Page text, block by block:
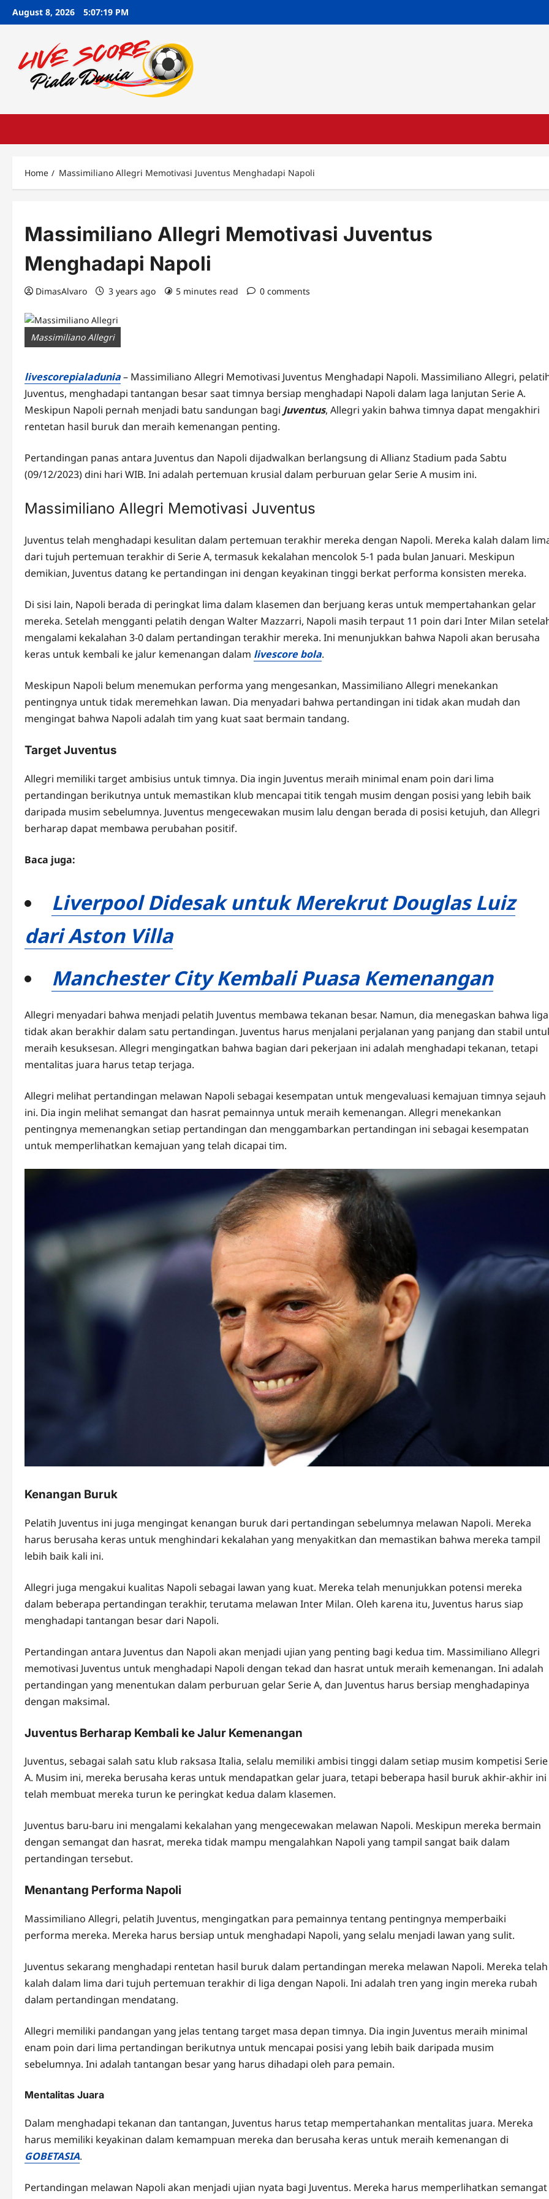
SkipAugust 8, 2026 5:07:20 PM
Home Massimiliano Allegri Memotivasi Juventus Menghadapi Napoli
Massimiliano Allegri Memotivasi Juventus
Menghadapi Napoli
DimasAlvaro 3 years ago 5 minutes read 0 comments
Massimiliano Allegri
livescorepialadunia– Massimiliano Allegri Memotivasi Juventus Menghadapi Napoli. Massimiliano Allegri,
Juventus, menghadapi tantangan besar saat timnya bersiap menghadapi Napoli dalam laga lanjutan Serie A.
Meskipun Napoli pernah menjadi batu sandungan bagi Juventus, Allegri yakin bahwa timnya dapat mengakhiri
rentetan hasil buruk dan meraih kemenangan penting.
Pertandingan panas antara Juventus dan Napoli dijadwalkan berlangsung di Allianz Stadium pada Sabtu
(09/12/2023) dini hari WIB. Ini adalah pertemuan krusial dalam perburuan gelar Serie A musim ini.
Massimiliano Allegri Memotivasi Juventus
Juventus telah menghadapi kesulitan dalam pertemuan terakhir mereka dengan Napoli. Mereka kalah dalam
dari tujuh pertemuan terakhir di Serie A, termasuk kekalahan mencolok 5-1 pada bulan Januari. Meskipun
demikian, Juventus datang ke pertandingan ini dengan keyakinan tinggi berkat performa konsisten mereka.
Di sisi lain, Napoli berada di peringkat lima dalam klasemen dan berjuang keras untuk mempertahankan gelar
mereka. Setelah mengganti pelatih dengan Walter Mazzarri, Napoli masih terpaut 11 poin dari Inter Milan
mengalami kekalahan 3-0 dalam pertandingan terakhir mereka. Ini menunjukkan bahwa Napoli akan berusaha
keras untuk kembali ke jalur kemenangan dalam livescore bola.
Meskipun Napoli belum menemukan performa yang mengesankan, Massimiliano Allegri menekankan
pentingnya untuk tidak meremehkan lawan. Dia menyadari bahwa pertandingan ini tidak akan mudah dan
mengingat bahwa Napoli adalah tim yang kuat saat bermain tandang.
Target Juventus
Allegri memiliki target ambisius untuk timnya. Dia ingin Juventus meraih minimal enam poin dari lima
pertandingan berikutnya untuk memastikan klub mencapai titik tengah musim dengan posisi yang lebih baik
daripada musim sebelumnya. Juventus mengecewakan musim lalu dengan berada di posisi ketujuh, dan Allegri
berharap dapat membawa perubahan positif.
Baca juga:
Liverpool Didesak untuk Merekrut Douglas Luiz
dari Aston Villa
Manchester City Kembali Puasa Kemenangan
Allegri menyadari bahwa menjadi pelatih Juventus membawa tekanan besar. Namun, dia menegaskan bahwa liga
tidak akan berakhir dalam satu pertandingan. Juventus harus menjalani perjalanan yang panjang dan stabil
meraih kesuksesan. Allegri mengingatkan bahwa bagian dari pekerjaan ini adalah menghadapi tekanan, tetapi
mentalitas juara harus tetap terjaga.
Allegri melihat pertandingan melawan Napoli sebagai kesempatan untuk mengevaluasi kemajuan timnya sejauh
ini. Dia ingin melihat semangat dan hasrat pemainnya untuk meraih kemenangan. Allegri menekankan
pentingnya memenangkan setiap pertandingan dan menggambarkan pertandingan ini sebagai kesempatan
untuk memperlihatkan kemajuan yang telah dicapai tim.
Kenangan Buruk
Pelatih Juventus ini juga mengingat kenangan buruk dari pertandingan sebelumnya melawan Napoli. Mereka
harus berusaha keras untuk menghindari kekalahan yang menyakitkan dan memastikan bahwa mereka tampil
lebih baik kali ini.
Allegri juga mengakui kualitas Napoli sebagai lawan yang kuat. Mereka telah menunjukkan potensi mereka
dalam beberapa pertandingan terakhir, terutama melawan Inter Milan. Oleh karena itu, Juventus harus siap
menghadapi tantangan besar dari Napoli.
Pertandingan antara Juventus dan Napoli akan menjadi ujian yang penting bagi kedua tim. Massimiliano Allegri
memotivasi Juventus untuk menghadapi Napoli dengan tekad dan hasrat untuk meraih kemenangan. Ini adalah
pertandingan yang menentukan dalam perburuan gelar Serie A, dan Juventus harus bersiap menghadapinya
dengan maksimal.
Juventus Berharap Kembali ke Jalur Kemenangan
Juventus, sebagai salah satu klub raksasa Italia, selalu memiliki ambisi tinggi dalam setiap musim kompetisi Serie
A. Musim ini, mereka berusaha keras untuk mendapatkan gelar juara, tetapi beberapa hasil buruk akhir-akhir ini
telah membuat mereka turun ke peringkat kedua dalam klasemen.
Juventus baru-baru ini mengalami kekalahan yang mengecewakan melawan Napoli. Meskipun mereka bermain
dengan semangat dan hasrat, mereka tidak mampu mengalahkan Napoli yang tampil sangat baik dalam
pertandingan tersebut.
Menantang Performa Napoli
Massimiliano Allegri, pelatih Juventus, mengingatkan para pemainnya tentang pentingnya memperbaiki
performa mereka. Mereka harus bersiap untuk menghadapi Napoli, yang selalu menjadi lawan yang sulit.
Juventus sekarang menghadapi rentetan hasil buruk dalam pertandingan mereka melawan Napoli. Mereka telah
kalah dalam lima dari tujuh pertemuan terakhir di liga dengan Napoli. Ini adalah tren yang ingin mereka rubah
dalam pertandingan mendatang.
Allegri memiliki pandangan yang jelas tentang target masa depan timnya. Dia ingin Juventus meraih minimal
enam poin dari lima pertandingan berikutnya untuk mencapai posisi yang lebih baik daripada musim
sebelumnya. Ini adalah tantangan besar yang harus dihadapi oleh para pemain.
Mentalitas Juara
Dalam menghadapi tekanan dan tantangan, Juventus harus tetap mempertahankan mentalitas juara. Mereka
harus memiliki keyakinan dalam kemampuan mereka dan berusaha keras untuk meraih kemenangan di
GOBETASIA.
Pertandingan melawan Napoli akan menjadi ujian nyata bagi Juventus. Mereka harus memperlihatkan semangat